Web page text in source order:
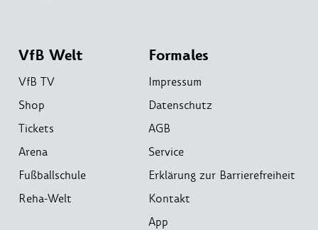
VfB Welt
VfB TV
Shop
Tickets
Arena
Fußballschule
Reha-Welt
Formales
Impressum
Datenschutz
AGB
Service
Erklärung zur Barrierefreiheit
Kontakt
App